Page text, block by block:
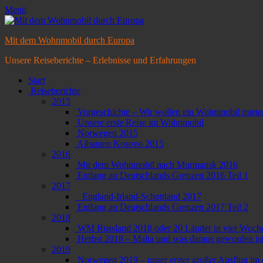
Menü
Mit dem Wohnmobil durch Europa
Unsere Reiseberichte – Erlebnisse und Erfahrungen
Primäres
Menü
Zum
Inhalt
Start
Reiseberichte
2015
Vorgeschichte – Wir wollen ein Wohnmobil
Unsere erste Reise im Wohnmobil
Norwegen 2015
Albanien Kosovo 2015
2016
Mit dem Wohnmobil nach Murmansk 2016
Entlang an Deutschlands Grenzen 2016 Teil 1
2017
England-Irland-Schottland 2017
Entlang an Deutschlands Grenzen 2017 Teil 2
2018
WM Russland 2018 oder 20 Länder in vier
Herbst 2018 – Malta und was daraus geworden ist
2019
Norwegen 2019 – unser erster großer Ausflug im